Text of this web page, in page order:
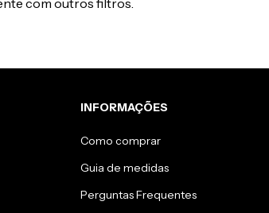
INFORMAÇÕES
Como comprar
Guia de medidas
Perguntas Frequentes